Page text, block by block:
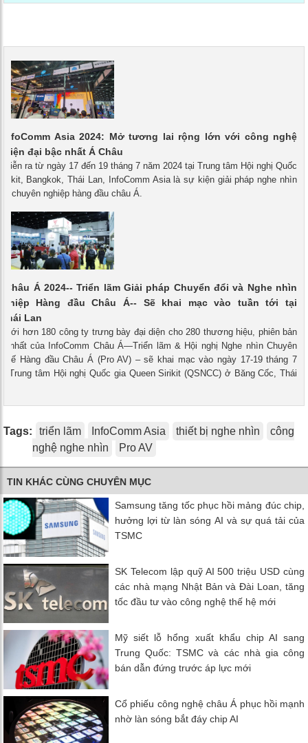
InfoComm Asia 2024: Mở tương lai rộng lớn với công nghệ
hiện đại bậc nhất Á Châu
Diễn ra từ ngày 17 đến 19 tháng 7 năm 2024 tại Trung tâm Hội nghị Quốc
Bangkok, Thái Lan, InfoComm Asia là sự kiện giải pháp nghe nhìn
chuyên nghiệp hàng đầu châu Á.
Châu Á 2024-- Triển lãm Giải pháp Chuyển đổi và Nghe nhìn
Hàng đầu Châu Á-- Sẽ khai mạc vào tuần tới tại
Lan
Với hơn 180 công ty trưng bày đại diện cho 280 thương hiệu, phiên bản
nhất của InfoComm Châu Á—Triển lãm & Hội nghị Nghe nhìn Chuyên
tế Hàng đầu Châu Á (Pro AV) – sẽ khai mạc vào ngày 17-19 tháng 7
Trung tâm Hội nghị Quốc gia Queen Sirikit (QSNCC) ở Băng Cốc, Thái
Tags: triển lãm InfoComm Asia thiết bị nghe nhìn
công
nghệ nghe nhìn
Pro AV
TIN KHÁC CÙNG CHUYÊN MỤC
Samsung tăng tốc phục hồi mảng đúc chip,
hưởng lợi từ làn sóng AI và sự quá tải của
TSMC
SK Telecom lập quỹ AI 500 triệu USD cùng
các nhà mạng Nhật Bản và Đài Loan, tăng
tốc đầu tư vào công nghệ thế hệ mới
Mỹ siết lỗ hổng xuất khẩu chip AI sang
Trung Quốc: TSMC và các nhà gia công
bán dẫn đứng trước áp lực mới
Cổ phiếu công nghệ châu Á phục hồi mạnh
nhờ làn sóng bắt đáy chip AI